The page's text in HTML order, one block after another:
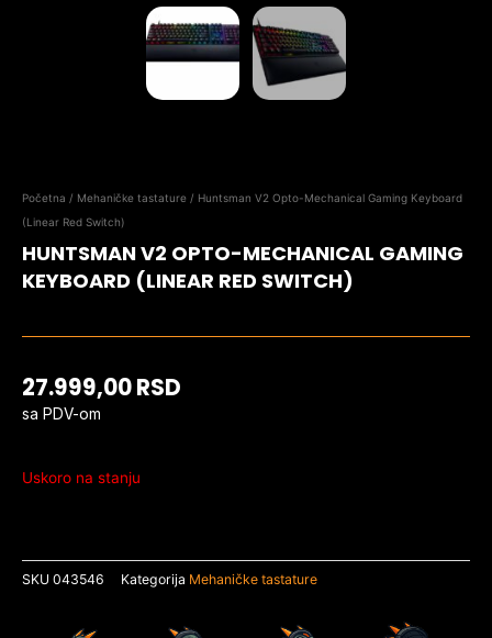
Početna / Mehaničke tastature / Huntsman V2 Opto-Mechanical Gaming Keyboard
(Linear Red Switch)
HUNTSMAN V2 OPTO-MECHANICAL GAMING
KEYBOARD (LINEAR RED SWITCH)
27.999,00RSD
sa PDV-om
Uskoro na stanju
SKU 043546 Kategorija Mehaničke tastature